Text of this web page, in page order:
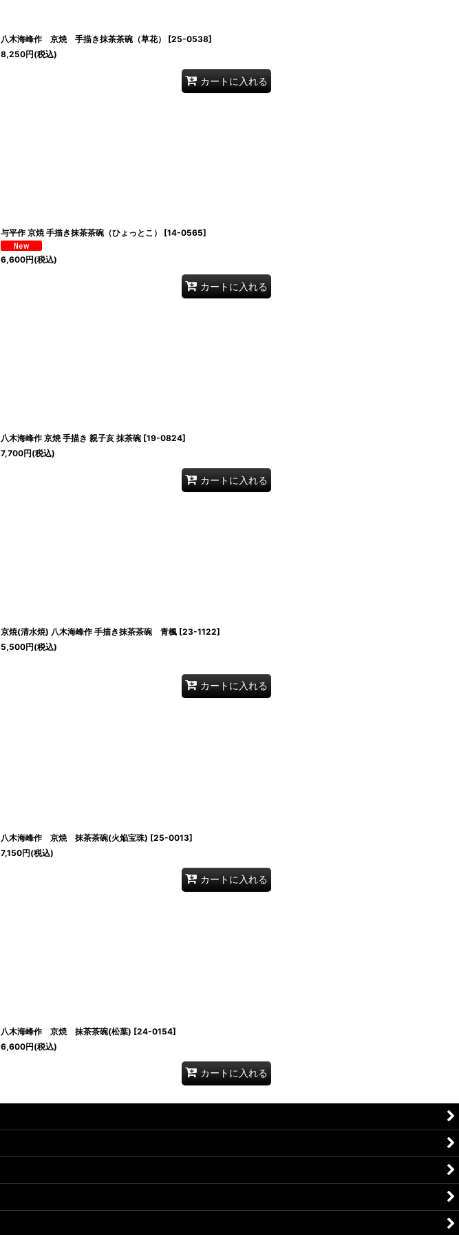
八木海峰作 京焼 手描き抹茶茶碗（草花） [25-0538]
8,250円(税込)
カートに入れる
与平作 京焼 手描き抹茶茶碗（ひょっとこ） [14-0565]
6,600円(税込)
カートに入れる
八木海峰作 京焼 手描き 親子亥 抹茶碗 [19-0824]
7,700円(税込)
カートに入れる
京焼(清水焼) 八木海峰作 手描き抹茶茶碗 青楓 [23-1122]
5,500円(税込)
カートに入れる
八木海峰作 京焼 抹茶茶碗(火焔宝珠) [25-0013]
7,150円(税込)
カートに入れる
八木海峰作 京焼 抹茶茶碗(松葉) [24-0154]
6,600円(税込)
カートに入れる